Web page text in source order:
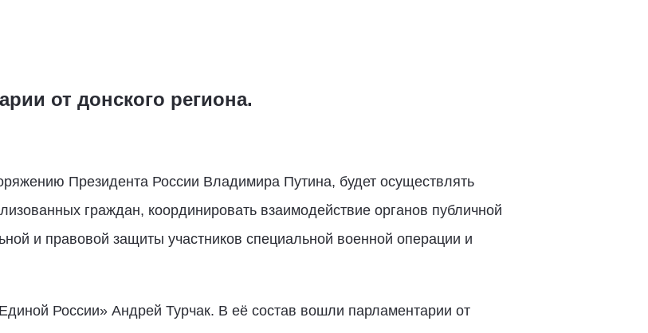
от донского региона.
Президента России Владимира Путина, будет осуществлять
граждан, координировать взаимодействие органов публичной
и правовой защиты участников специальной военной операции и
России» Андрей Турчак. В её состав вошли парламентарии от